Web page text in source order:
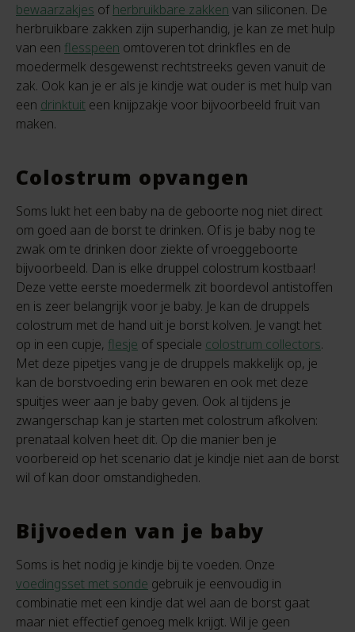
bewaarzakjes ofherbruikbare zakken van siliconen. De
herbruikbare zakken zijn superhandig, je kan ze met hulp
van een flesspeen omtoveren tot drinkfles en de
moedermelk desgewenst rechtstreeks geven vanuit de
zak. Ook kan je er als je kindje wat ouder is met hulp van
een drinktuit een knijpzakje voor bijvoorbeeld fruit van
maken.
Colostrum opvangen
Soms lukt het een baby na de geboorte nog niet direct
om goed aan de borst te drinken. Of is je baby nog te
zwak om te drinken door ziekte of vroeggeboorte
bijvoorbeeld. Dan is elke druppel colostrum kostbaar!
Deze vette eerste moedermelk zit boordevol antistoffen
en is zeer belangrijk voor je baby. Je kan de druppels
colostrum met de hand uit je borst kolven. Je vangt het
op in een cupje, flesje of speciale colostrum collectors.
Met deze pipetjes vang je de druppels makkelijk op, je
kan de borstvoeding erin bewaren en ook met deze
spuitjes weer aan je baby geven. Ook al tijdens je
zwangerschap kan je starten met colostrum afkolven:
prenataal kolven heet dit. Op die manier ben je
voorbereid op het scenario dat je kindje niet aan de borst
wil of kan door omstandigheden.
Bijvoeden van je baby
Soms is het nodig je kindje bij te voeden. Onze
voedingsset met sonde gebruik je eenvoudig in
combinatie met een kindje dat wel aan de borst gaat
maar niet effectief genoeg melk krijgt. Wil je geen